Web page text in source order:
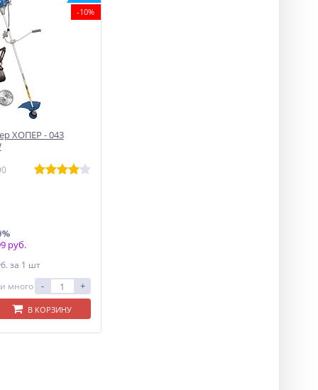
-10%
ХОПЕР - 043
руб.
за 1 шт
много
- +
В КОРЗИНУ